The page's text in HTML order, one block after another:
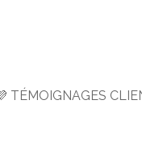
TÉMOIGNAGES